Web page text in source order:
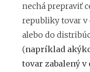
nechá prepraviť
republiky tovar v
alebo do
(napríklad
tovar zabalený v